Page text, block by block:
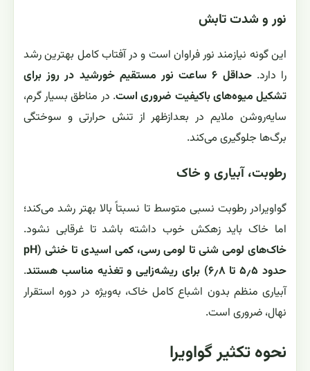
نور و شدت تابش
این گونه نیازمند نور فراوان است و در آفتاب کامل بهترین رشد
را دارد.
حداقل ۶ ساعت نور مستقیم خورشید در روز برای
تشکیل میوه‌های باکیفیت ضروری است. در مناطق بسیار گرم،
سایه‌روشن ملایم در بعدازظهر از تنش حرارتی و سوختگی
برگ‌ها جلوگیری می‌کند.
رطوبت، آبیاری و خاک
گواویرادر رطوبت نسبی متوسط تا نسبتاً بالا بهتر رشد می‌کند؛
اما خاک باید زهکش خوب داشته باشد تا غرقابی نشود.
خاک‌های لومی شنی تا لومی رسی، کمی اسیدی تا خنثی (pH
حدود ۵٫۵ تا ۶٫۸) برای ریشه‌زایی و تغذیه مناسب هستند
.
آبیاری منظم بدون اشباع کامل خاک، به‌ویژه در دوره استقرار
نهال، ضروری است.
نحوه تکثیر گواويرا